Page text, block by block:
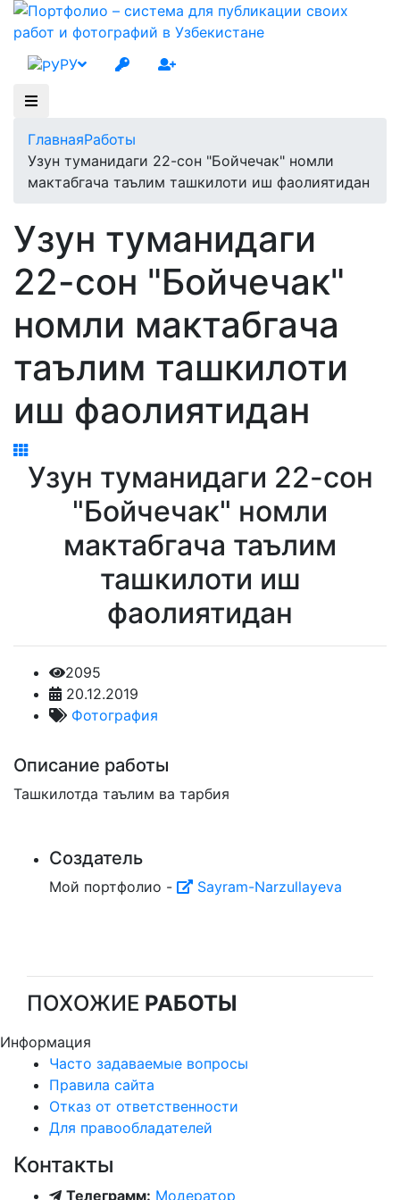
РУ
ГлавнаяРаботы
Узун туманидаги 22-сон "Бойчечак" номли
мактабгача таълим ташкилоти иш фаолиятидан
Узун туманидаги
22-сон "Бойчечак"
номли мактабгача
таълим ташкилоти
иш фаолиятидан
Узун туманидаги 22-сон
"Бойчечак" номли
мактабгача таълим
ташкилоти иш
фаолиятидан
2095
20.12.2019
Фотография
Описание работы
Ташкилотда таълим ва тарбия
Создатель
Мой портфолио - Sayram-Narzullayeva
ПОХОЖИЕ РАБОТЫ
Информация
Часто задаваемые вопросы
Правила сайта
Отказ от ответственности
Для правообладателей
Контакты
Телеграмм: Модератор